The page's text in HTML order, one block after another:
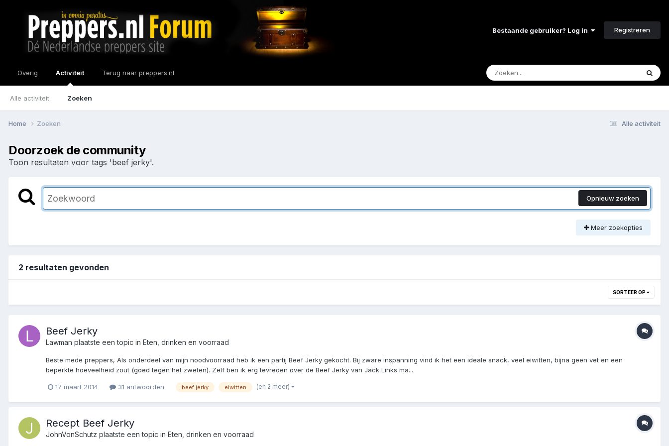
Bestaande gebruiker? Log in Registreren
Overig Activiteit
Alle activiteit Zoeken
Terug naar preppers.nl
Alle activiteit
Home Zoeken
Doorzoek de community
Toon resultaten voor tags 'beef jerky'.
Opnieuw zoeken
Meer zoekopties
2 resultaten gevonden
SORTEER OP
Beef Jerky
Lawman plaatste een topic in Eten, drinken en voorraad
Beste mede preppers, Als onderdeel van mijn noodvoorraad heb ik een partij Beef Jerky gekocht. Bij zware inspanning vind ik het een ideale snack, veel eiwitten, bijna geen vet en een
beperkte hoeveelheid zout (goed tegen het zweten). Zelf ben ik erg tevreden over de Beef Jerky van Jack Links ma...
17 maart 2014 31 antwoorden beef jerky eiwitten (en 2 meer)
Recept Beef Jerky
JohnVonSchutz plaatste een topic in Eten, drinken en voorraad